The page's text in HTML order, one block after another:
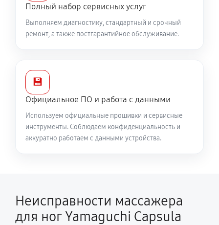
Полный набор сервисных услуг
Выполняем диагностику, стандартный и срочный
ремонт, а также постгарантийное обслуживание.
💾
Официальное ПО и работа с данными
Используем официальные прошивки и сервисные
инструменты. Соблюдаем конфиденциальность и
аккуратно работаем с данными устройства.
Неисправности массажера
для ног Yamaguchi Capsula